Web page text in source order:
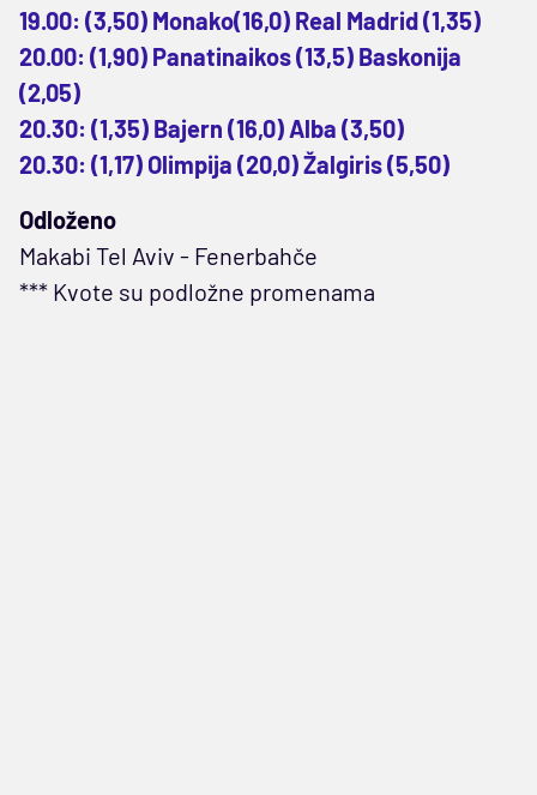
19.00: (3,50) Monako(16,0) Real Madrid (1,35)
20.00: (1,90) Panatinaikos (13,5) Baskonija
(2,05)
20.30: (1,35) Bajern (16,0) Alba (3,50)
20.30: (1,17) Olimpija (20,0) Žalgiris (5,50)
Odloženo
Makabi Tel Aviv - Fenerbahče
*** Kvote su podložne promenama